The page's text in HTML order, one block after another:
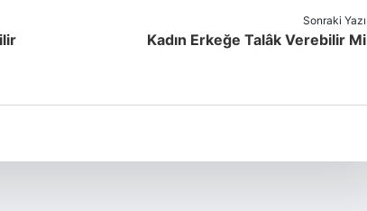
Sonraki Yazı
Kadın Erkeğe Talâk Verebilir Mi